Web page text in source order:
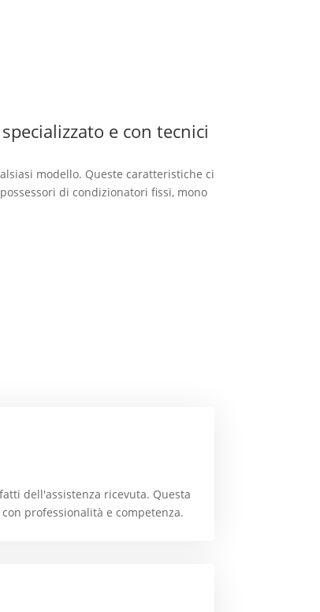
e con tecnici
modello. Queste caratteristiche ci
di condizionatori fissi, mono
dell'assistenza ricevuta. Questa
professionalità e competenza.